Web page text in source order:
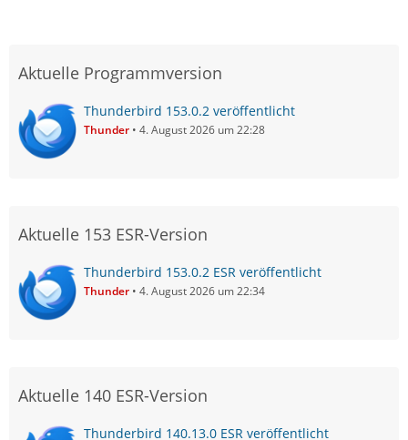
Aktuelle Programmversion
Thunderbird 153.0.2 veröffentlicht
Thunder 4. August 2026 um 22:28
Aktuelle 153 ESR-Version
Thunderbird 153.0.2 ESR veröffentlicht
Thunder 4. August 2026 um 22:34
Aktuelle 140 ESR-Version
Thunderbird 140.13.0 ESR veröffentlicht